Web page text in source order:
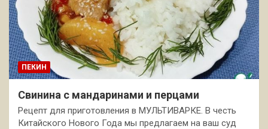
ПЕКИН
Свинина с мандаринами и перцами
Рецепт для приготовления в МУЛЬТИВАРКЕ. В честь
Китайского Нового Года мы предлагаем на ваш суд